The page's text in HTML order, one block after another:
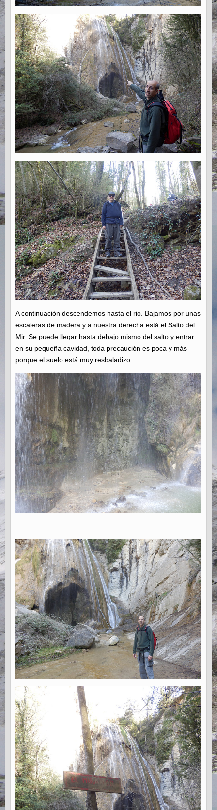
A continuación descendemos hasta el rio. Bajamos por unas
escaleras de madera y a nuestra derecha está el Salto del
Mir. Se puede llegar hasta debajo mismo del salto y entrar
en su pequeña cavidad, toda precaución es poca y más
porque el suelo está muy resbaladizo.